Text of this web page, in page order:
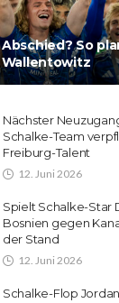
So
Nächster
Schalke-Team
Freiburg-Talent
12. Juni 2026
Spielt Schalke-Star
Bosnien gegen
der Stand
12. Juni 2026
Schalke-Flop